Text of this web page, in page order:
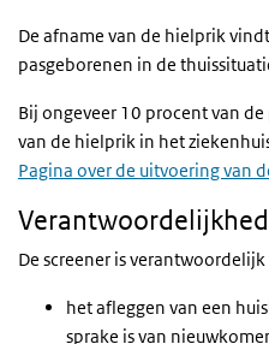
De afname van de hielprik
pasgeborenen in de
Bij ongeveer 10 procent van
van de hielprik in het
Pagina over de uitvoering van
De screener is
het afleggen van een
sprake is van